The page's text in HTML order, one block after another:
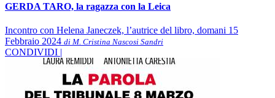
GERDA TARO, la ragazza con la Leica
Incontro con Helena Janeczek, l’autrice del libro, domani 15
Febbraio 2024 di M. Cristina Nascosi Sandri
CONDIVIDI |